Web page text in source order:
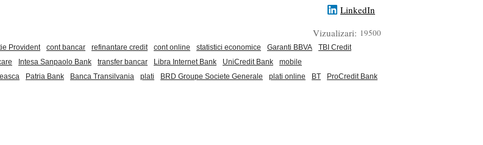
LinkedIn
Vizualizari: 19500
Provident cont bancar refinantare credit cont online statistici economice Garanti BBVA
TBI Credit
Intesa Sanpaolo Bank transfer bancar Libra Internet Bank UniCredit Bank
mobile
Patria Bank Banca Transilvania plati BRD Groupe Societe Generale plati online BT ProCredit Bank